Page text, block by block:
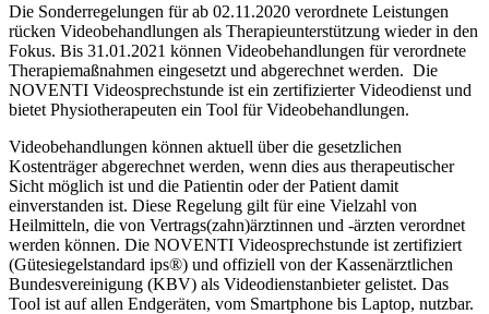
Die Sonderregelungen für ab 02.11.2020 verordnete Leistungen
rücken Videobehandlungen als Therapieunterstützung wieder in den
Fokus. Bis 31.01.2021 können Videobehandlungen für verordnete
Therapiemaßnahmen eingesetzt und abgerechnet werden. Die
NOVENTI Videosprechstunde ist ein zertifizierter Videodienst und
bietet Physiotherapeuten ein Tool für Videobehandlungen.
Videobehandlungen können aktuell über die gesetzlichen
Kostenträger abgerechnet werden, wenn dies aus therapeutischer
Sicht möglich ist und die Patientin oder der Patient damit
einverstanden ist. Diese Regelung gilt für eine Vielzahl von
Heilmitteln, die von Vertrags(zahn)ärztinnen und -ärzten verordnet
werden können. Die NOVENTI Videosprechstunde ist zertifiziert
(Gütesiegelstandard ips®) und offiziell von der Kassenärztlichen
Bundesvereinigung (KBV) als Videodienstanbieter gelistet. Das
Tool ist auf allen Endgeräten, vom Smartphone bis Laptop, nutzbar.